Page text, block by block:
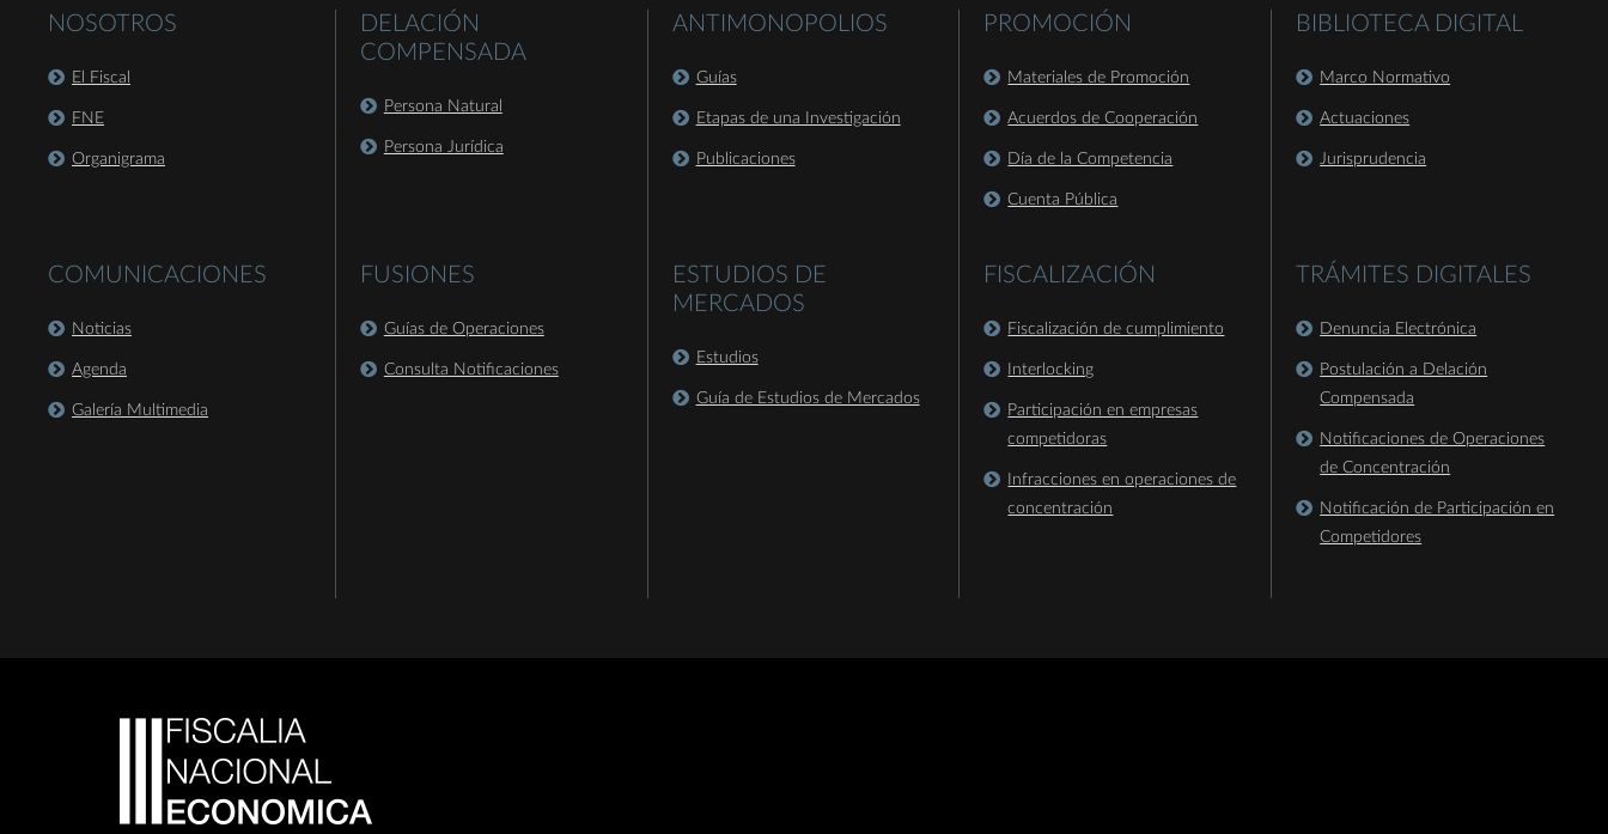
NOSOTROS
El Fiscal
FNE
Organigrama
COMUNICACIONES
Noticias
Agenda
Galería Multimedia
DELACIÓN
COMPENSADA
Persona Natural
Persona Jurídica
FUSIONES
Guías de Operaciones
Consulta Notificaciones
ANTIMONOPOLIOS
Guías
Etapas de una Investigación
Publicaciones
ESTUDIOS DE
MERCADOS
Estudios
Guía de Estudios de Mercados
PROMOCIÓN
Materiales de Promoción
Acuerdos de Cooperación
Día de la Competencia
Cuenta Pública
FISCALIZACIÓN
Fiscalización de cumplimiento
Interlocking
Participación en empresas
competidoras
Infracciones en operaciones de
concentración
BIBLIOTECA DIGITAL
Marco Normativo
Actuaciones
Jurisprudencia
TRÁMITES DIGITALES
Denuncia Electrónica
Postulación a Delación
Compensada
Notificaciones de Operaciones
de Concentración
Notificación de Participación en
Competidores